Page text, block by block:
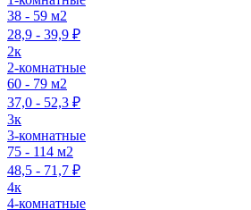
38 - 59 м2
28,9 - 39,9 ₽
2к
2-комнатные
60 - 79 м2
37,0 - 52,3 ₽
3к
3-комнатные
75 - 114 м2
48,5 - 71,7 ₽
4к
4-комнатные